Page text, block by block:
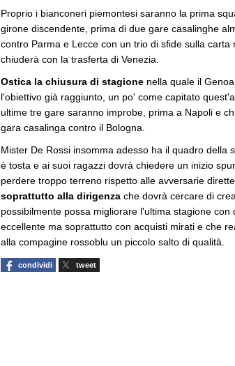
Proprio i bianconeri piemontesi saranno la prima
girone discendente, prima di due gare casalinghe
contro Parma e Lecce con un trio di sfide sulla carta
chiuderà con la trasferta di Venezia.
Ostica la chiusura di stagione nella quale il
l'obiettivo già raggiunto, un po' come capitato
ultime tre gare saranno improbe, prima a Napoli e
gara casalinga contro il Bologna.
Mister De Rossi insomma adesso ha il quadro della
è tosta e ai suoi ragazzi dovrà chiedere un inizio
perdere troppo terreno rispetto alle avversarie dirette.
soprattutto alla dirigenza che dovrà cercare di
possibilmente possa migliorare l'ultima stagione con
eccellente ma soprattutto con acquisti mirati e che
alla compagine rossoblu un piccolo salto di qualità.
condividi tweet